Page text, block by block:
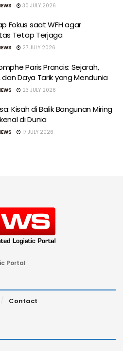
30 JULY 2026
Fokus saat WFH agar
Tetap Terjaga
27 JULY 2026
Paris Prancis: Sejarah,
Daya Tarik yang Mendunia
23 JULY 2026
Kisah di Balik Bangunan Miring
di Dunia
17 JULY 2026
Portal
Contact